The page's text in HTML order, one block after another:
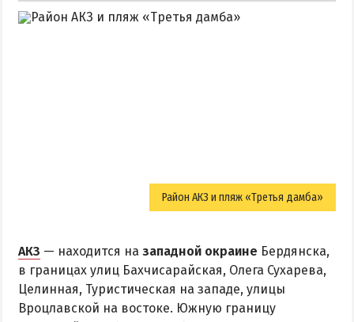
Район АКЗ и пляж «Третья дамба»
АКЗ — находится на западной окраине Бердянска,
в границах улиц Бахчисарайская, Олега Сухарева,
Целинная, Туристическая на западе, улицы
Вроцлавской на востоке. Южную границу